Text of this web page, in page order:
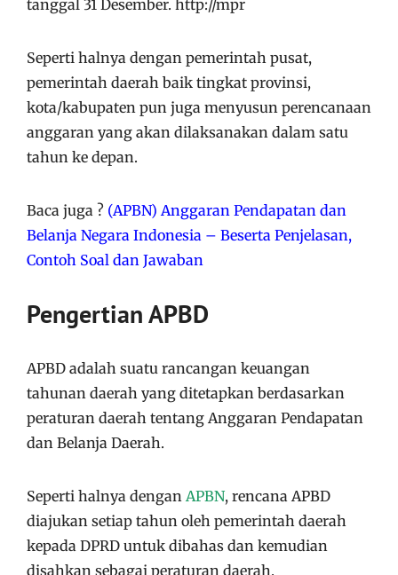
tanggal 31 Desember. http://mpr
Seperti halnya dengan pemerintah pusat,
pemerintah daerah baik tingkat provinsi,
kota/kabupaten pun juga menyusun perencanaan
anggaran yang akan dilaksanakan dalam satu
tahun ke depan.
Baca juga ? (APBN) Anggaran Pendapatan dan
Belanja Negara Indonesia – Beserta Penjelasan,
Contoh Soal dan Jawaban
Pengertian APBD
APBD adalah suatu rancangan keuangan
tahunan daerah yang ditetapkan berdasarkan
peraturan daerah tentang Anggaran Pendapatan
dan Belanja Daerah.
Seperti halnya dengan APBN, rencana APBD
diajukan setiap tahun oleh pemerintah daerah
kepada DPRD untuk dibahas dan kemudian
disahkan sebagai peraturan daerah.